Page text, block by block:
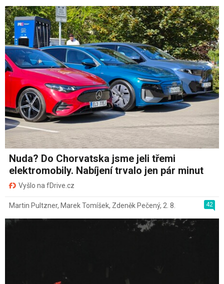
Nuda? Do Chorvatska jsme jeli třemi
elektromobily. Nabíjení trvalo jen pár minut
Vyšlo na fDrive.cz
42
Martin Pultzner, Marek Tomíšek, Zdeněk Pečený, 2. 8.